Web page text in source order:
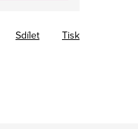
Tisk
Sdílet